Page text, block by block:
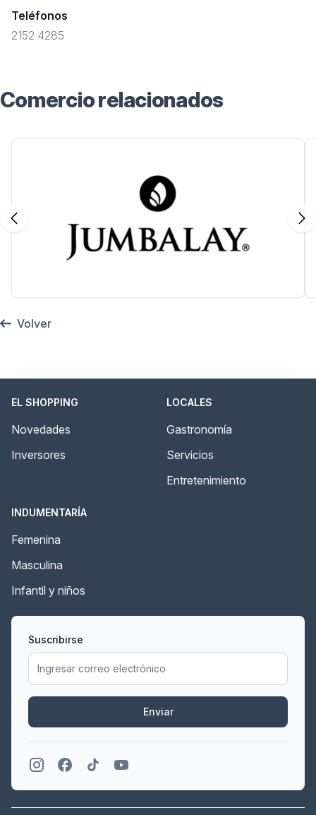
Teléfonos
2152 4285
Comercio relacionados
Volver
EL SHOPPING
Novedades
Inversores
LOCALES
Gastronomía
Servicios
Entretenimiento
INDUMENTARÍA
Femenina
Masculina
Infantil y niños
Suscribirse
Enviar